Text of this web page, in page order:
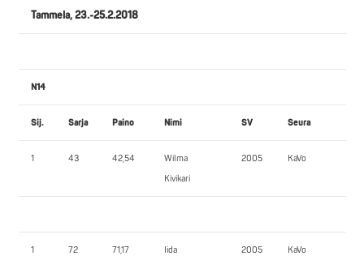
Tammela, 23.-25.2.2018
N14
Sij. Sarja Paino Nimi SV Seura
1 43 42,54
Wilma
Kivikari
2005 KaVo
1 72 71,17
Iida
2005 KaVo